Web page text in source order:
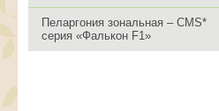
Пеларгония зональная – CMS*
серия «Фалькон F1»